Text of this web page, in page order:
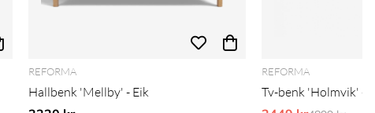
REFORMA
Hallbenk 'Mellby' - Eik
REFORMA
Tv-benk 'Holmvik' -